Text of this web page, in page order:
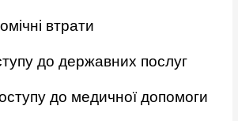
втрати
до державних послуг
до медичної допомоги